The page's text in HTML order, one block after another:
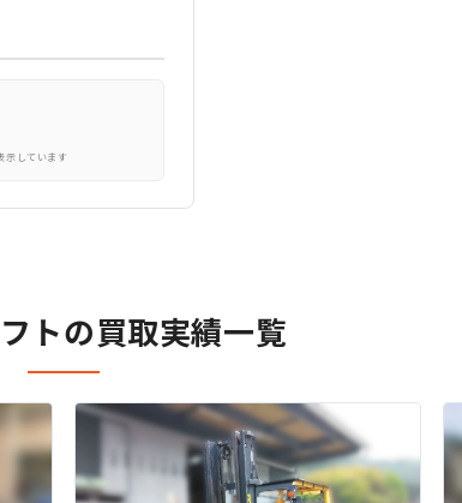
示しています
トの買取実績一覧